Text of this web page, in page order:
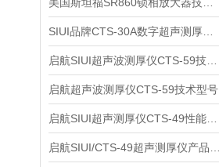
启航超声波测厚仪CTS-59技术型号